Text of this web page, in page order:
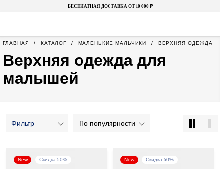
БЕСПЛАТНАЯ ДОСТАВКА ОТ 10 000 ₽
ГЛАВНАЯ КАТАЛОГ МАЛЕНЬКИЕ МАЛЬЧИКИ ВЕРХНЯЯ ОДЕЖДА
Верхняя одежда для
малышей
Фильтр По популярности
New Скидка 50% New Скидка 50%